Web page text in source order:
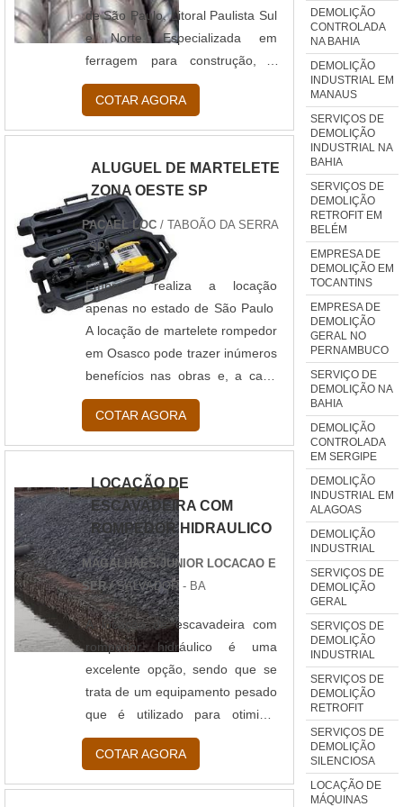
demolição silenciosa. A empresa
oferece opções como britagem
de concreto e escavação.É uma
empresa comprometida com
seus serviços e uma empresa
altamente qualificada,
fato de a empresa ter escritório
de alta qualidade onde são
realizadas as atividades e sala
de treinamento com materiais
sofisticados. Tudo isso, somado
à performance de uma equipe
multidisciplinar de consultores
associados e equipe de alta
qualidade, comprova sua
essência de trazer o melhor para
todos os clientes.
de São Paulo, Litoral Paulista Sul
e Norte. Especializada em
ferragem para construção, a
Udiaço conquistou uma posição
de destaque no mercado. Está
ativa desde 1989, realizando a
serviços relacionados ao
segmento da construção civil. A
missão da Udiaço é distribuir aço
em qualquer quantidade para o
mercado da construção civil,
garantindo eficiência, qua....
COTAR AGORA
ALUGUEL DE MARTELETE
ZONA OESTE SP
PACAEL LOC/ TABOÃO DA SERRA
- SP
Empresa realiza a locação
apenas no estado de São Paulo
A locação de martelete rompedor
em Osasco pode trazer inúmeros
benefícios nas obras e, a cada
dia que passa, mais mestres de
obra optam por alugar
equipamentos ao invés de
Conheça a funcionalidade do
produto Os marteletes
rompedores, como o próprio
nome sugere, tem a função de
demolir ou perfurar determinadas
superfícies rígidas, por exemplo,
vigas, muros....
COTAR AGORA
LOCAÇÃO DE
ESCAVADEIRA COM
ROMPEDOR HIDRAULICO
MAGALHAES JUNIOR LOCACAO E
SER/ SALVADOR - BA
A locação de escavadeira com
rompedor hidráulico é uma
excelente opção, sendo que se
trata de um equipamento pesado
que é utilizado para otimizar
projetos de pequeno a grande
porte na construção civil. Além
disso, é usada, por exemplo, em
COTAR AGORA
DEMOLIÇÃO
CONTROLADA
NA BAHIA
DEMOLIÇÃO
INDUSTRIAL EM
MANAUS
SERVIÇOS DE
DEMOLIÇÃO
INDUSTRIAL NA
BAHIA
SERVIÇOS DE
DEMOLIÇÃO
RETROFIT EM
BELÉM
EMPRESA DE
DEMOLIÇÃO EM
TOCANTINS
EMPRESA DE
DEMOLIÇÃO
GERAL NO
PERNAMBUCO
SERVIÇO DE
DEMOLIÇÃO NA
BAHIA
DEMOLIÇÃO
CONTROLADA
EM SERGIPE
DEMOLIÇÃO
INDUSTRIAL EM
ALAGOAS
DEMOLIÇÃO
INDUSTRIAL
SERVIÇOS DE
DEMOLIÇÃO
GERAL
SERVIÇOS DE
DEMOLIÇÃO
INDUSTRIAL
SERVIÇOS DE
DEMOLIÇÃO
RETROFIT
SERVIÇOS DE
DEMOLIÇÃO
SILENCIOSA
LOCAÇÃO DE
MÁQUINAS